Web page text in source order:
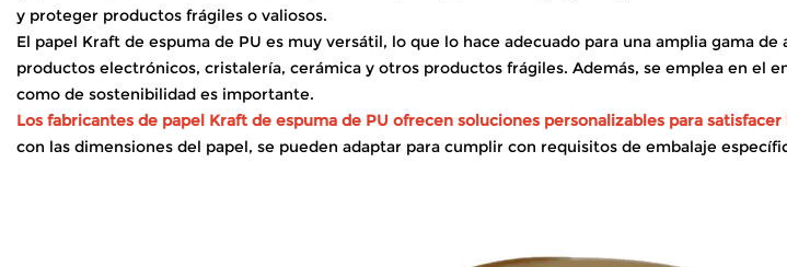
y proteger productos frágiles o valiosos.
El papel Kraft de espuma de PU es muy versátil, lo que lo hace adecuado para una amplia gama
productos electrónicos, cristalería, cerámica y otros productos frágiles. Además, se emplea en
como de sostenibilidad es importante.
Los fabricantes de papel Kraft de espuma de PU ofrecen soluciones personalizables para
con las dimensiones del papel, se pueden adaptar para cumplir con requisitos de embalaje